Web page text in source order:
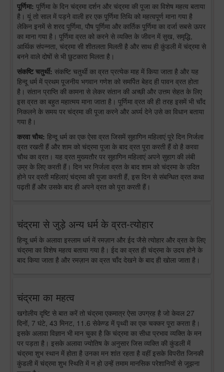
पूर्णिमा: पूर्णिमा के दिन चंद्रमा दर्शन और चंद्रमा की पूजा का विशेष महत्व बताया
है। यूं तो साल में पड़ने वाली हर एक पूर्णिमा तिथि को महत्वपूर्ण माना गया है
लेकिन इनमें से शरद पूर्णिमा, पौष पूर्णिमा और कार्तिक पूर्णिमा का दर्जा सबसे ऊपर
का माना गया है। पूर्णिमा व्रत को करने से व्यक्ति के जीवन में सुख, समृद्धि,
आर्थिक संपन्नता, चंद्रमा सी शीतलता मिलती है और साथ ही कुंडली में चंद्रमा से
बनने वाले दोषों से भी छुटकारा मिलता है।
संकष्टि चतुर्थी: संकष्टि चतुर्थी का व्रत प्रत्येक माह में किया जाता है और यह
हिन्दू धर्म में प्रथम पूजनीय भगवान गणेश को समर्पित बेहद ही पावन व्रत होता
है। संतान प्राप्ति की कामना से लेकर संतान की अच्छी और उत्तम सेहत के लिए
इस व्रत का बहुत महात्मय माना जाता है। पूर्णिमा व्रत की ही तरह इसमें भी चाँद
निकलने के समय पर चंद्रमा की पूजा करने और अर्घ्य देने उसे का विधान बताया
गया है।
करवा चौथ: हिन्दू धर्म का एक ऐसा व्रत जिसमें सुहागिन महिलाएं पूरे दिन निर्जला
व्रत रखती हैं और शाम को चंद्रमा पूजा के बाद व्रत पूरा करती हैं वो है करवा
चौथ का व्रत। यह व्रत मुख्यतौर पर सुहागिन महिलाएं अपने सुहाग की लंबी
उम्र के लिए करती हैं। दिन भर निर्जला व्रत के बाद शाम को चंद्रमा के उदित
होने पर व्रती महिलाएं चंद्रमा की पूजा करती हैं, इस दिन से संबन्धित व्रत कथा
पढ़ती हैं और उसके बाद ही अपने व्रत को पूरा करती हैं।
चंद्रमा से जुड़े अन्य धर्म के व्रत-त्योहार
हिन्दू धर्म के अलावा इस्लाम धर्म में रमज़ान और ईद जैसे त्योहार और व्रत के लिए
चंद्रमा का विशेष महत्व बताया गया है। ईद का व्रत ही चंद्रमा के उदय होने के
बाद किया जाता है और रमज़ान का व्रत चाँद देखने के बाद ही खोला जाता है।
चंद्रमा का महत्व
खगोलीय दृष्टि से बात करें तो चंद्रमा एकमात्र ऐसा उपग्रह है जो केवल 27
दिनों, 7 घंटे, 43 मिनट, 11.6 सेकेण्ड में पृथ्वी का एक चक्कर पूरा करता है।
इसके अलावा विज्ञान भी मान चुका है कि चंद्रमा का सीधा प्रभाव व्यक्ति के मन
पर पड़ता है। इसके अलावा ज्योतिष के अनुसार जिस व्यक्ति की कुंडली में
चंद्रमा शुभ स्थान में होता है उनका मन शांत रहता है वहीं इसके विपरीत जिनकी
कुंडली में चंद्रमा शुभ स्थिति में न हो उन्हें तमाम मानसिक परेशानियों से जूझना